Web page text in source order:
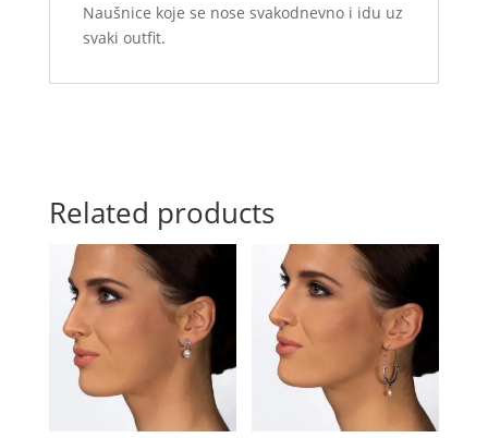
Naušnice koje se nose svakodnevno i idu uz
svaki outfit.
Related products